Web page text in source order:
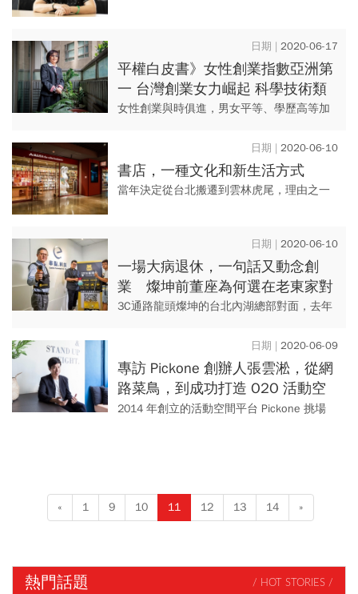
2020-06-17
平權白皮書》女性創業指數亞洲第
一 台灣創業女力崛起 科學技術類
占比激增
女性創業與時俱進，男女平等、學歷高等加
決問題、發揮專長等類型的創業模式。2020-06-10
書店，一種文化和新生活方式
當年決定從台北搬遷到雲林虎尾，理由之一
2020-06-10
一場大病退休，一句話又動念創
業 燦坤前董座為何選在老東家對
門賣冷氣？
3C通路龍頭燦坤的台北內湖總部對面，去年
主打O2O居家清潔服務，董事長竟是去年自
燦坤退休的前董事長、總...
2020-06-09
專訪 Pickone 創辦人張雲淞，從網
路菜鳥，到成功打造 O2O 活動空
間平台
2014 年創立的活動空間平台 Pickone 挑場
« 1 9 10 11 12 13 14 »
熱門話題 / HOT STORIES /